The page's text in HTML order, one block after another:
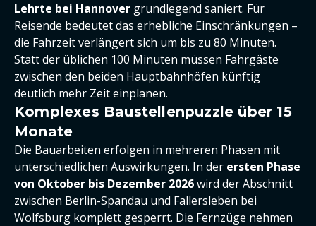
Lehrte bei Hannover grundlegend saniert. Für
Reisende bedeutet das erhebliche Einschränkungen –
die Fahrzeit verlängert sich um bis zu 80 Minuten.
Statt der üblichen 100 Minuten müssen Fahrgäste
zwischen den beiden Hauptbahnhöfen künftig
deutlich mehr Zeit einplanen.
Komplexes Baustellenpuzzle über 15
Monate
Die Bauarbeiten erfolgen in mehreren Phasen mit
unterschiedlichen Auswirkungen. In der ersten Phase
von Oktober bis Dezember 2026wird der Abschnitt
zwischen Berlin-Spandau und Fallersleben bei
Wolfsburg komplett gesperrt. Die Fernzüge nehmen